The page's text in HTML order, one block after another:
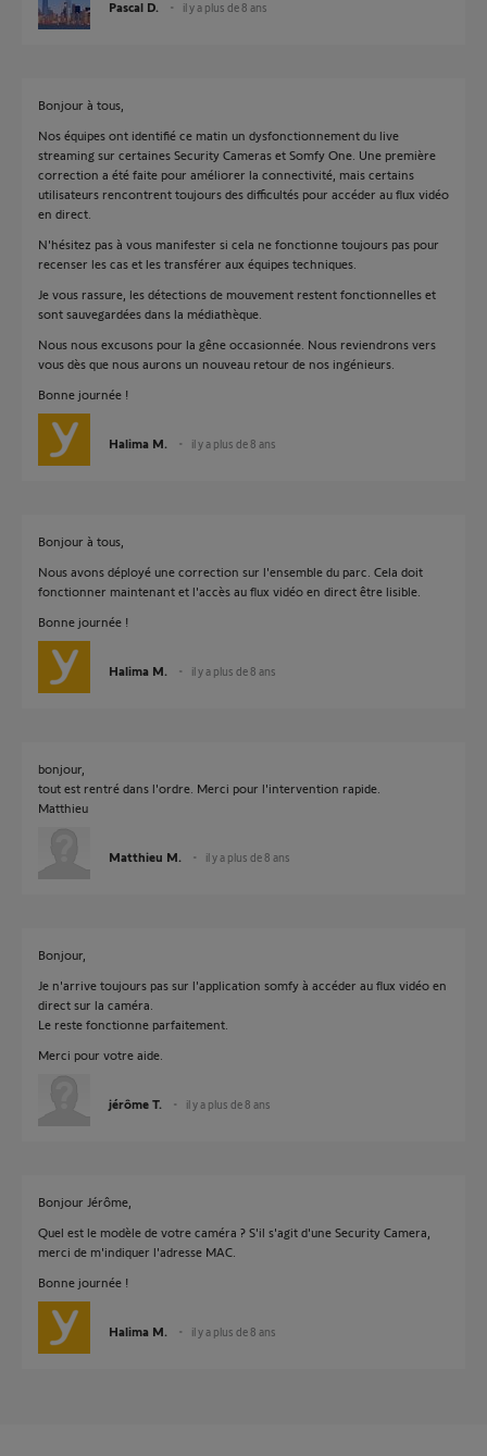
Pascal D. il y a plus de 8 ans
Bonjour à tous,
Nos équipes ont identifié ce matin un dysfonctionnement du live
streaming sur certaines Security Cameras et Somfy One. Une première
correction a été faite pour améliorer la connectivité, mais certains
utilisateurs rencontrent toujours des difficultés pour accéder au flux vidéo
en direct.
N'hésitez pas à vous manifester si cela ne fonctionne toujours pas pour
recenser les cas et les transférer aux équipes techniques.
Je vous rassure, les détections de mouvement restent fonctionnelles et
sont sauvegardées dans la médiathèque.
Nous nous excusons pour la gêne occasionnée. Nous reviendrons vers
vous dès que nous aurons un nouveau retour de nos ingénieurs.
Bonne journée !
Halima M. il y a plus de 8 ans
Bonjour à tous,
Nous avons déployé une correction sur l'ensemble du parc. Cela doit
fonctionner maintenant et l'accès au flux vidéo en direct être lisible.
Bonne journée !
Halima M. il y a plus de 8 ans
bonjour,
tout est rentré dans l'ordre. Merci pour l'intervention rapide.
Matthieu
Matthieu M. il y a plus de 8 ans
Bonjour,
Je n'arrive toujours pas sur l'application somfy à accéder au flux vidéo en
direct sur la caméra.
Le reste fonctionne parfaitement.
Merci pour votre aide.
jérôme T. il y a plus de 8 ans
Bonjour Jérôme,
Quel est le modèle de votre caméra ? S'il s'agit d'une Security Camera,
merci de m'indiquer l'adresse MAC.
Bonne journée !
Halima M. il y a plus de 8 ans